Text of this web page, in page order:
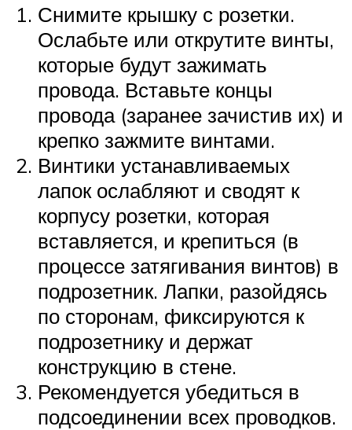
Снимите крышку с розетки.
Ослабьте или открутите винты,
которые будут зажимать
провода. Вставьте концы
провода (заранее зачистив их) и
крепко зажмите винтами.
Винтики устанавливаемых
лапок ослабляют и сводят к
корпусу розетки, которая
вставляется, и крепиться (в
процессе затягивания винтов) в
подрозетник. Лапки, разойдясь
по сторонам, фиксируются к
подрозетнику и держат
конструкцию в стене.
Рекомендуется убедиться в
подсоединении всех проводков.